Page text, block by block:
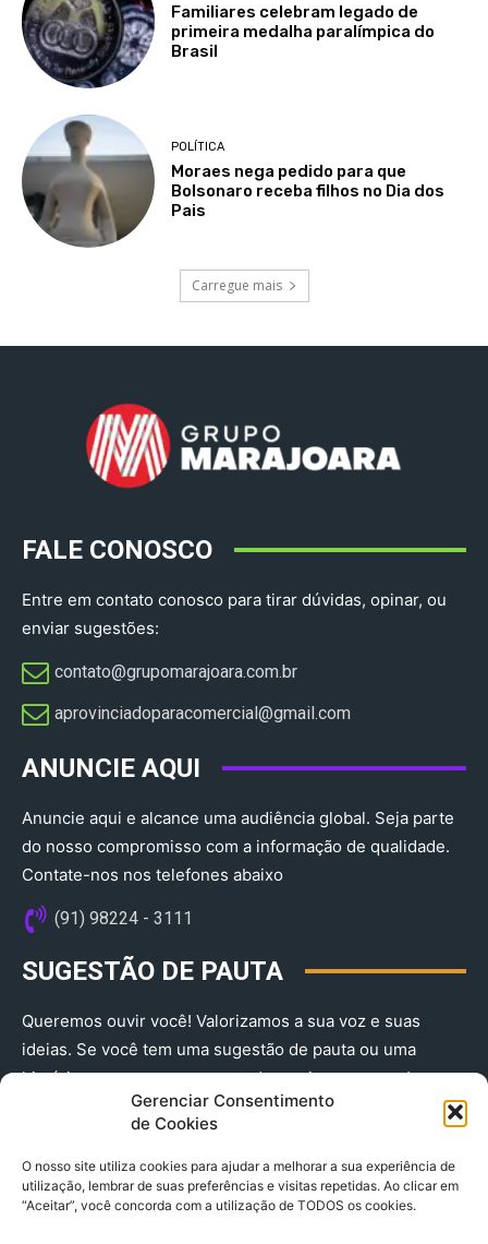
Gerenciar Consentimento
de Cookies
O nosso site utiliza cookies para ajudar a melhorar a sua experiência de
utilização, lembrar de suas preferências e visitas repetidas. Ao clicar em
“Aceitar”, você concorda com a utilização de TODOS os cookies.
Familiares celebram legado de
primeira medalha paralímpica do
Brasil
POLÍTICA
Moraes nega pedido para que
Bolsonaro receba filhos no Dia dos
Pais
Carregue mais
FALE CONOSCO
Entre em contato conosco para tirar dúvidas, opinar, ou
enviar sugestões:
contato@grupomarajoara.com.br
aprovinciadoparacomercial@gmail.com​
ANUNCIE AQUI
Anuncie aqui e alcance uma audiência global. Seja parte
do nosso compromisso com a informação de qualidade.
Contate-nos nos telefones abaixo
(91) 98224 - 3111
SUGESTÃO DE PAUTA
Queremos ouvir você! Valorizamos a sua voz e suas
ideias. Se você tem uma sugestão de pauta ou uma
história que merece ser contada, envie-nos agora!
(91) 98224 - 3111